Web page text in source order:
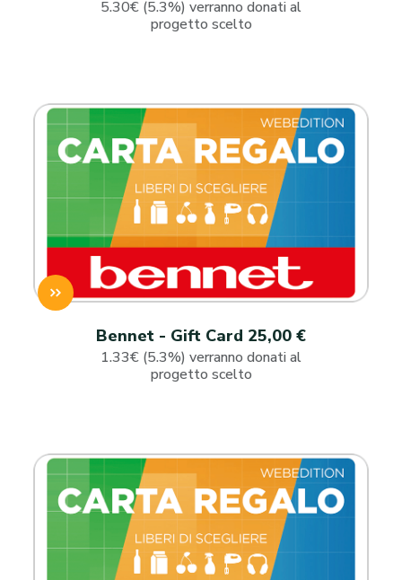
5.30€ (5.3%) verranno donati al
progetto scelto
Bennet - Gift Card 25,00 €
1.33€ (5.3%) verranno donati al
progetto scelto